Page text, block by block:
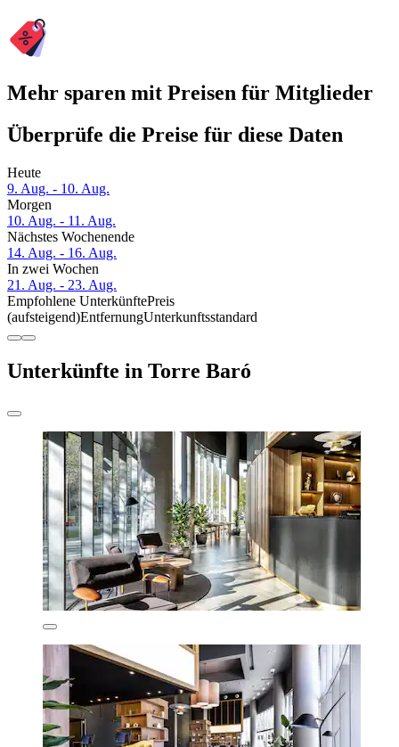
Mehr sparen mit Preisen für Mitglieder
Überprüfe die Preise für diese Daten
Heute
9. Aug. - 10. Aug.
Morgen
10. Aug. - 11. Aug.
Nächstes Wochenende
14. Aug. - 16. Aug.
In zwei Wochen
21. Aug. - 23. Aug.
Empfohlene UnterkünftePreis
(aufsteigend)EntfernungUnterkunftsstandard
Unterkünfte in Torre Baró